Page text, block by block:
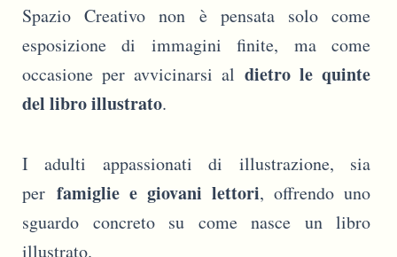
Spazio Creativo non è pensata solo come
esposizione di immagini finite, ma come
occasione per avvicinarsi aldietro le quinte
del libro illustrato.
I adulti appassionati di illustrazione, sia
per famiglie e giovani lettori, offrendo uno
sguardo concreto su come nasce un libro
illustrato.